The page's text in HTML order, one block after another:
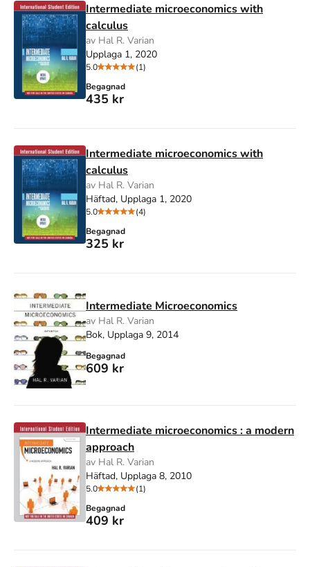
Intermediate microeconomics with
calculus
av Hal R. Varian
Upplaga 1, 2020
5.0
(1)
Begagnad
435 kr
Intermediate microeconomics with
calculus
av Hal R. Varian
Häftad, Upplaga 1, 2020
5.0
(4)
Begagnad
325 kr
Intermediate Microeconomics
av Hal R. Varian
Bok, Upplaga 9, 2014
Begagnad
609 kr
Intermediate microeconomics : a modern
approach
av Hal R. Varian
Häftad, Upplaga 8, 2010
5.0
(1)
Begagnad
409 kr